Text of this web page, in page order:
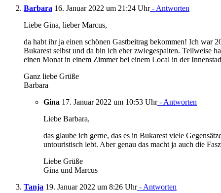
Barbara 16. Januar 2022 um 21:24 Uhr- Antworten
Liebe Gina, lieber Marcus,
da habt ihr ja einen schönen Gastbeitrag bekommen! Ich war
Bukarest selbst und da bin ich eher zwiegespalten. Teilweise
einen Monat in einem Zimmer bei einem Local in der
Ganz liebe Grüße
Barbara
Gina 17. Januar 2022 um 10:53 Uhr- Antworten
Liebe Barbara,
das glaube ich gerne, das es in Bukarest viele
untouristisch lebt. Aber genau das macht ja auch die
Liebe Grüße
Gina und Marcus
Tanja 19. Januar 2022 um 8:26 Uhr- Antworten